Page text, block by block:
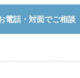
電話・対面でご相談